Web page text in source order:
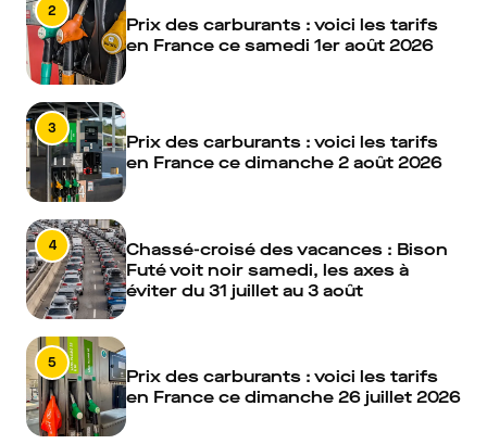
2
Prix des carburants : voici les tarifs
en France ce samedi 1er août 2026
3
Prix des carburants : voici les tarifs
en France ce dimanche 2 août 2026
4
Chassé-croisé des vacances : Bison
Futé voit noir samedi, les axes à
éviter du 31 juillet au 3 août
5
Prix des carburants : voici les tarifs
en France ce dimanche 26 juillet 2026